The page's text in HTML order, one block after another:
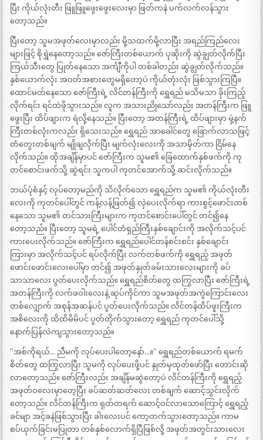
ပြီး ကိုယ်လုံးတီး ဖြူဖြူဖွေးဖွေးလေးမှာ ဖြတ်ကနဲ ပက်လက်လန်သွား
တော့သည်။
ပြီးတော့ သူမအဖုတ်လေးမှာလည်း မို့သထက်မို့လာပြီး အရည်ကြည်လေး
များဖြင့် စိုရွှဲနေတော့သည်။ ဇော်ကြီးတစ်ယောက် ပုဆိုးကို ဆွဲချွတ်လိုက်ပြီး
ကြယ်သီးတွေ ပြုတ်နေသော အင်္ကျီကိုပါ တစ်ခါတည်း ဆွဲချွတ်လိုက်သည်။
နှစ်ယောက်လုံး အဝတ်အစားတွေမရှိတော့ပဲ ကိုယ်တုံးလုံး ဖြစ်သွားကြပြီ။
ထောင်မတ်နေသော ဇော်ကြီးရဲ့ လိင်တန်ကြီးကို ရွှေရည် မသိမသာ ခိုးကြည့်
လိုက်ရင်း ရင်ထဲဖိုသွားသည်။ လူက အသားညိုသော်လည်း အတန်ကြီးက ဖြူ
ဖွေးပြီး ထိပ်ဖျားက ရဲလို့နေသည်။ ပြီးတော့ အတန်ကြီးရဲ့ ထိပ်ဖျားမှာ မှဲ့နက်
ကြီးတစ်လုံးကလည်း ရှိသေးသည်။ ရွှေရည် အာခေါင်တွေ ခြောက်လာသဖြင့်
တံတွေးတစ်ချက် မျိုချလိုက်ပြီး မျက်လုံးလေးကို အသာမှိတ်ကာ ငြိမ်နေ
လိုက်သည်။ ထိုအချိန်မှာပင် ဇော်ကြီးက သူမ၏ ခြေထောက်နှစ်ဖက်ကို ကု
တင်စောင်းဖက်သို့ ဆွဲရင်း သူကပါ ကုတင်အောက်သို့ ဆင်းလိုက်သည်။
ဘယ်ပုံစံနှင့် လုပ်တော့မည်ကို သိလိုက်သော ရွှေရည်က သူမ၏ ကိုယ်လုံးတီး
လေးကို ကုတင်ပေါ်တွင် ကန့်လန့်ဖြတ်၍ လှဲပေးလိုက်ရာ ကားစွင့်ဖောင်းတစ်
နေသော သူမ၏ တင်သားကြီးများက ကုတင်စောင်းပေါ်တွင် တင်၍နေ
တော့သည်။ ပြီးတော့ သူမရဲ့ ပေါင်တံရှည်ကြီးနှစ်ချောင်းကို အလိုက်သင့်ပင်
ကားပေးလိုက်သည်။ ဇော်ကြီးက ရွှေရည်ပေါင်တန်စင်းစင်း နှစ်ချောင်း
ကြားမှာ အလိုက်သင့်ပင် ရပ်လိုက်ပြီး လက်တစ်ဖက်ကို ရွှေရည့် အဖုတ်
ဖောင်းဖောင်းလေးပေါ်မှာ တင်၍ အဖုတ်နှုတ်ခမ်းသားလေးများကို ခပ်
သာသာလေး ပွတ်ပေးလိုက်သည်။ ရွှေရည်စိတ်တွေ ထကြွလာပြီး ဇော်ကြီးရဲ့
အတန်ကြီးကို လက်ဖဝါးလေးနဲ့ ဆုပ်ကိုင်ကာ သူမအဖုတ်အကွဲကြောင်းလေး
တစ်လျှောက် အစုန်အဆန်ပင် ပွတ်ပေးလိုက်သည်။ လိင်တန်ထိပ်ဖူးကြီးက
အစိလေးကို ထိထိမိမိပင် ပွတ်တိုက်သွားတော့ ရွှေရည် ကုတင်ပေါ်သို့
နောက်ပြန်လဲကျသွားတော့သည်။
”အစ်ကိုရယ်… ညီမကို လုပ်ပေးပါတော့နော်…။” ရွှေရည်တစ်ယောက် ရမက်
စိတ်တွေ ထကြွလာပြီး သူမကို လုပ်ပေးဖို့ပင် နှုတ်မှထုတ်ဖော်ပြီး တောင်းဆို
လာတော့သည်။ ဇော်ကြီးလည်း အချိန်မဆွဲတော့ပဲ လိင်တန်ကြီးကို ရွှေရည့်
အဖုတ်ဝလေးမှာတေ့ပြီး ခပ်ဆတ်ဆတ်လေး တစ်ချက် ဆောင့်သွင်းလိုက်
တော့သည်။ လိင်တန်ကြီးက ရုတ်တရက် ဆောင့်ဝင်လာသောကြောင့် ရွှေရည့်
ခင်မျာ အင့်ခနဲဖြစ်သွားပြီး ခါးလေးပင် ကော့တက်သွားတော့သည်။ ကာမ
စပ်ယှက်ခြင်းမပြုတာ တစ်နှစ်လောက်ရှိပြီဖြစ်လို့ အဖုတ်အတွင်းသားလေး